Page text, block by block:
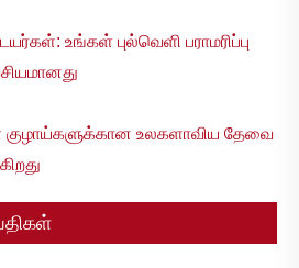
உங்கள் புல்வெளி பராமரிப்பு
குழாய்களுக்கான உலகளாவிய தேவை